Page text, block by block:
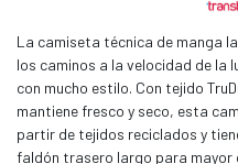
La camiseta técnica de manga
los caminos a la velocidad de la
con mucho estilo. Con tejido
mantiene fresco y seco, esta
partir de tejidos reciclados y
faldón trasero largo para mayor